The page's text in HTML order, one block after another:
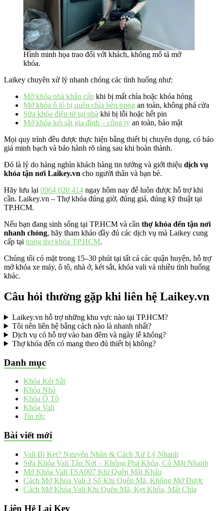
Hình minh họa trao đổi với khách, không mô tả mở
khóa.
Laikey chuyên xử lý nhanh chóng các tình huống như:
Mở khóa nhà khẩn cấp khi bị mất chìa hoặc khóa hỏng
Mở khóa ô tô bị quên chìa bên trong an toàn, không phá cửa
Sửa khóa điện tử tại nhà khi bị lỗi hoặc hết pin
Mở khóa két sắt gia đình – công ty an toàn, bảo mật
Mọi quy trình đều được thực hiện bằng thiết bị chuyên dụng, có báo
giá minh bạch và bảo hành rõ ràng sau khi hoàn thành.
Đó là lý do hàng nghìn khách hàng tin tưởng và giới thiệu dịch vụ
khóa tận nơi Laikey.vn cho người thân và bạn bè.
Hãy lưu lại 0964 020 414 ngay hôm nay để luôn được hỗ trợ khi
cần. Laikey.vn – Thợ khóa đúng giờ, đúng giá, đúng kỹ thuật tại
TP.HCM.
Nếu bạn đang sinh sống tại TP.HCM và cần thợ khóa đến tận nơi
nhanh chóng, hãy tham khảo đầy đủ các dịch vụ mà Laikey cung
cấp tại trang thợ khóa TP.HCM.
Chúng tôi có mặt trong 15–30 phút tại tất cả các quận huyện, hỗ trợ
mở khóa xe máy, ô tô, nhà ở, két sắt, khóa vali và nhiều tình huống
khác.
Câu hỏi thường gặp khi liên hệ Laikey.vn
Laikey.vn hỗ trợ những khu vực nào tại TP.HCM?
Tôi nên liên hệ bằng cách nào là nhanh nhất?
Dịch vụ có hỗ trợ vào ban đêm và ngày lễ không?
Thợ khóa đến có mang theo đủ thiết bị không?
Danh mục
Khóa Két Sắt
Khóa Nhà
Khóa Ô Tô
Khóa Vali
Tin tức
Bài viết mới
Vali Bị Kẹt? Nguyên Nhân & Cách Xử Lý Nhanh
Sửa Khóa Vali Tận Nơi – Không Phá Khóa, Có Mặt Nhanh
Mở Khóa Vali TSA007 Khi Quên Mật Khẩu
Cách Mở Khóa Vali 3 Số Khi Quên Mã, Không Mở Được
Cách Mở Khóa Vali Khi Quên Mã, Kẹt Khóa, Mất Chìa
Liên Hệ Lai Key